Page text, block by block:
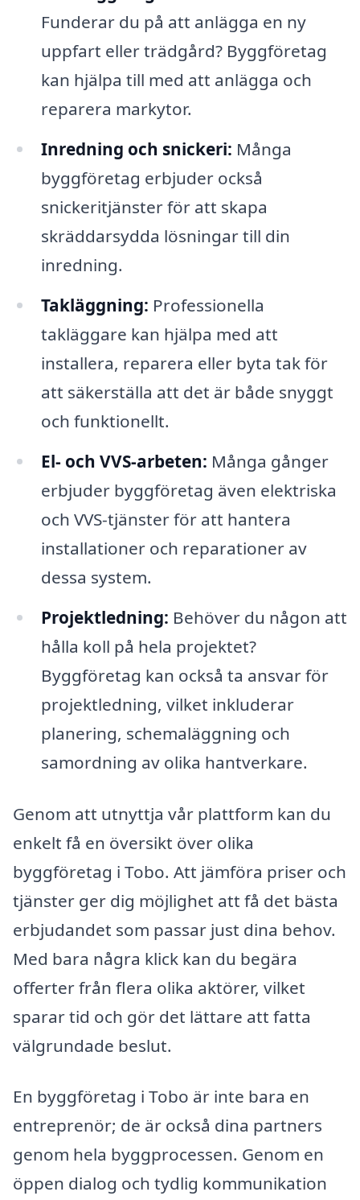
Funderar du på att anlägga en ny
uppfart eller trädgård? Byggföretag
kan hjälpa till med att anlägga och
reparera markytor.
Inredning och snickeri: Många
byggföretag erbjuder också
snickeritjänster för att skapa
skräddarsydda lösningar till din
inredning.
Takläggning: Professionella
takläggare kan hjälpa med att
installera, reparera eller byta tak för
att säkerställa att det är både snyggt
och funktionellt.
El- och VVS-arbeten: Många gånger
erbjuder byggföretag även elektriska
och VVS-tjänster för att hantera
installationer och reparationer av
dessa system.
Projektledning: Behöver du någon att
hålla koll på hela projektet?
Byggföretag kan också ta ansvar för
projektledning, vilket inkluderar
planering, schemaläggning och
samordning av olika hantverkare.
Genom att utnyttja vår plattform kan du
enkelt få en översikt över olika
byggföretag i Tobo. Att jämföra priser och
tjänster ger dig möjlighet att få det bästa
erbjudandet som passar just dina behov.
Med bara några klick kan du begära
offerter från flera olika aktörer, vilket
sparar tid och gör det lättare att fatta
välgrundade beslut.
En byggföretag i Tobo är inte bara en
entreprenör; de är också dina partners
genom hela byggprocessen. Genom en
öppen dialog och tydlig kommunikation